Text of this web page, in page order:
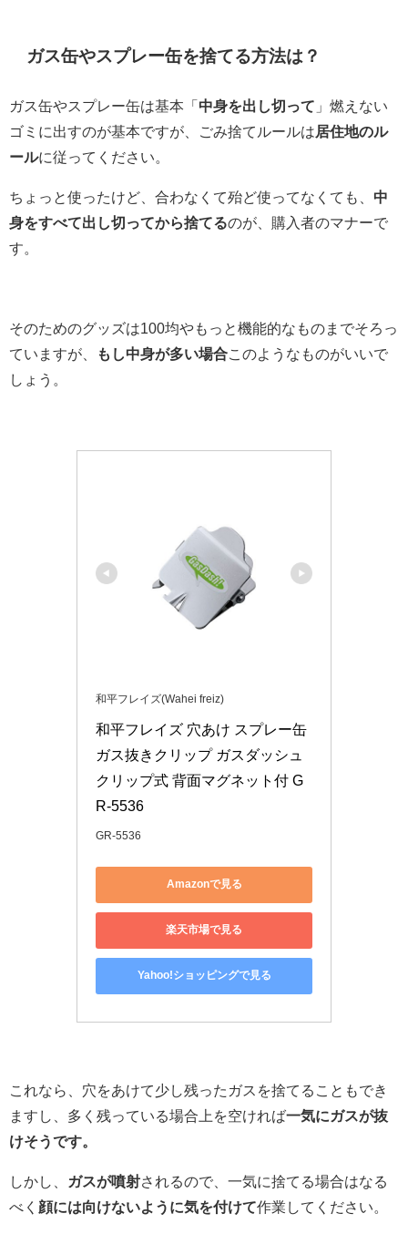
ガス缶やスプレー缶を捨てる方法は？
ガス缶やスプレー缶は基本「 中身を出し切って 」燃えない
ゴミに出すのが基本ですが、ごみ捨てルールは居住地のル
ールに従ってください。
ちょっと使ったけど、合わなくて殆ど使ってなくても、 中
身をすべて出し切ってから捨てるのが、購入者のマナーで
す。
そのためのグッズは100均やもっと機能的なものまでそろっ
ていますが、
もし中身が多い場合 このようなものがいいで
しょう。
和平フレイズ(Wahei freiz)
和平フレイズ 穴あけ スプレー缶
ガス抜きクリップ ガスダッシュ
クリップ式 背面マグネット付 G
R-5536
GR-5536
Amazonで見る
楽天市場で見る
Yahoo!ショッピングで見る
これなら、穴をあけて少し残ったガスを捨てることもでき
ますし、多く残っている場合上を空ければ一気にガスが抜
けそうです。
しかし、 ガスが噴射されるので、一気に捨てる場合はなる
べく 顔には向けないように気を付けて作業してください。